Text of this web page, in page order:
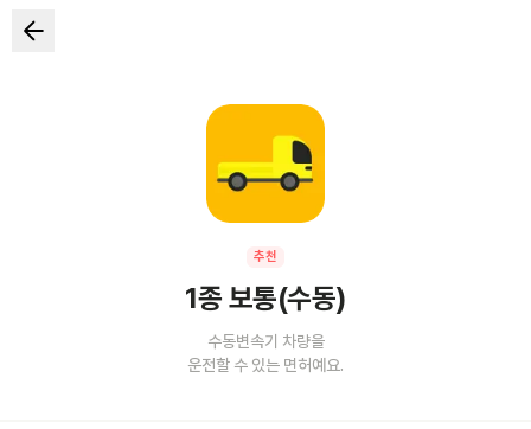
추천
1종 보통(수동)
수동변속기 차량을
운전할 수 있는 면허예요.